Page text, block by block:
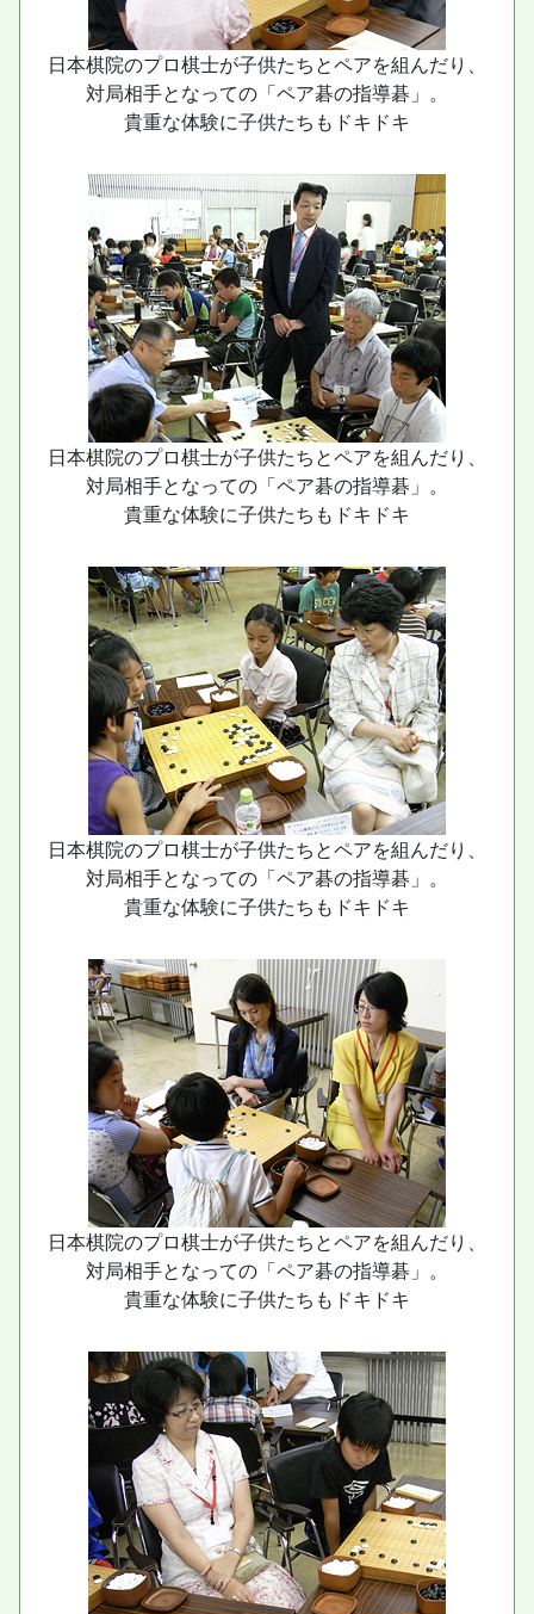
日本棋院のプロ棋士が子供たちとペアを組んだり、
対局相手となっての「ペア碁の指導碁」。
貴重な体験に子供たちもドキドキ
日本棋院のプロ棋士が子供たちとペアを組んだり、
対局相手となっての「ペア碁の指導碁」。
貴重な体験に子供たちもドキドキ
日本棋院のプロ棋士が子供たちとペアを組んだり、
対局相手となっての「ペア碁の指導碁」。
貴重な体験に子供たちもドキドキ
日本棋院のプロ棋士が子供たちとペアを組んだり、
対局相手となっての「ペア碁の指導碁」。
貴重な体験に子供たちもドキドキ